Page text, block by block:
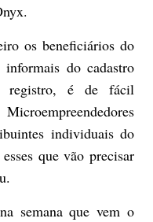
os beneficiários do
do cadastro
registro, é de fácil
individuais do
que vão precisar
semana que vem o